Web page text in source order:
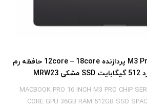
مک بوک پرو 16 اینچ M3 Pro پردازنده 12core – 18core حافظه رم
MACBOOK PRO 16 INCH M3 PRO CHIP
CORE GPU 36GB RAM 512GB SSD